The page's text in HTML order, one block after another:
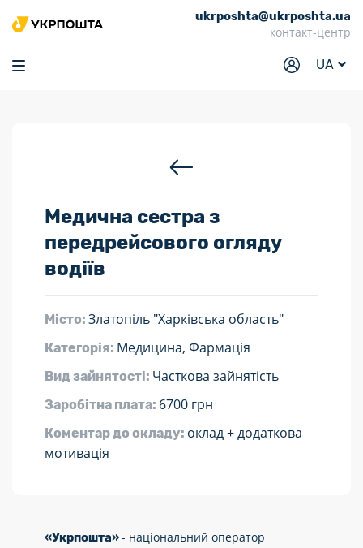
ukrposhta@ukrposhta.ua
контакт-центр
UA
Головна
Маркет
Відділення
Філателія
Для бізнесу
Медична сестра з
передрейсового огляду
водіїв
Місто: Златопіль "Харківська область"
Категорія: Медицина, Фармація
Вид зайнятості: Часткова зайнятість
Заробітна плата: 6700 грн
Коментар до окладу: оклад + додаткова
мотивація
«Укрпошта»- національний оператор